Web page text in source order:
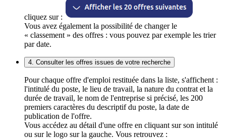
cliquez sur :
Vous avez également la possibilité de changer le
« classement » des offres : vous pouvez par exemple les trier
par date.
4. Consulter les offres issues de votre recherche
Pour chaque offre d'emploi restituée dans la liste, s'affichent :
l'intitulé du poste, le lieu de travail, la nature du contrat et la
durée de travail, le nom de l'entreprise si précisé, les 200
premiers caractères du descriptif du poste, la date de
publication de l'offre.
Vous accédez au détail d'une offre en cliquant sur son intitulé
ou sur le logo sur la gauche. Vous retrouvez :